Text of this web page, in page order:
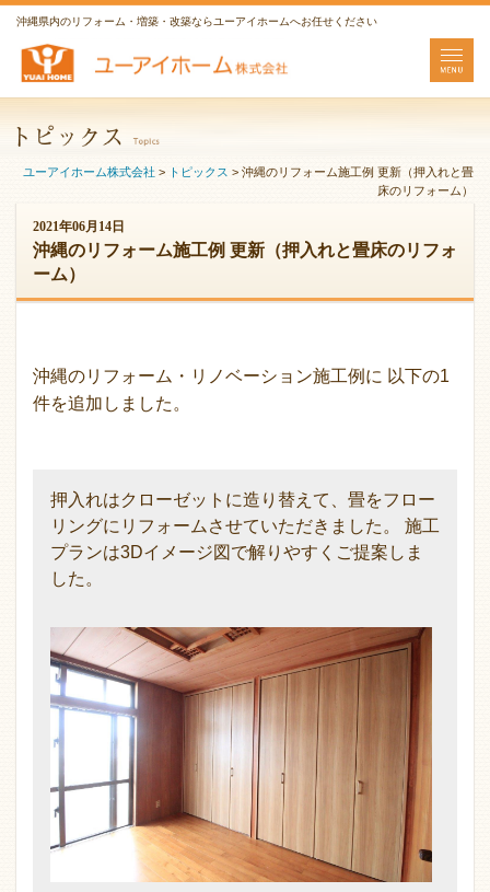
沖縄県内のリフォーム・増築・改築ならユーアイホームへお任せください
ユーアイホーム株式会社 > トピックス > 沖縄のリフォーム施工例 更新（押入れと畳
床のリフォーム）
2021年06月14日
沖縄のリフォーム施工例 更新（押入れと畳床のリフォ
ーム）
沖縄のリフォーム・リノベーション施工例に 以下の1
件を追加しました。
押入れはクローゼットに造り替えて、畳をフロー
リングにリフォームさせていただきました。 施工
プランは3Dイメージ図で解りやすくご提案しま
した。